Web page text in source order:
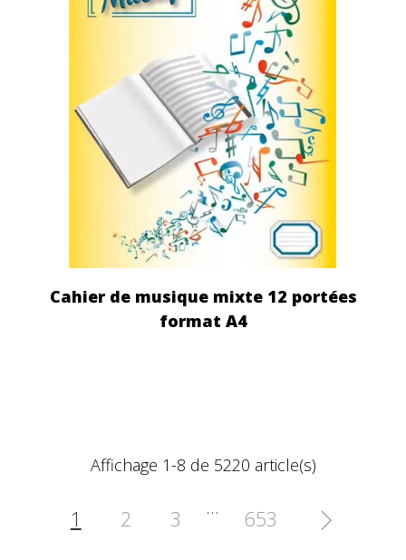
Cahier de musique mixte 12 portées
format A4
Affichage 1-8 de 5220 article(s)
1 2 3 … 653 